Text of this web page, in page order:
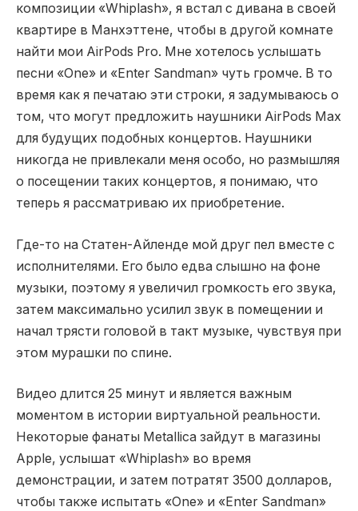
композиции «Whiplash», я встал с дивана в своей
квартире в Манхэттене, чтобы в другой комнате
найти мои AirPods Pro. Мне хотелось услышать
песни «One» и «Enter Sandman» чуть громче. В то
время как я печатаю эти строки, я задумываюсь о
том, что могут предложить наушники AirPods Max
для будущих подобных концертов. Наушники
никогда не привлекали меня особо, но размышляя
о посещении таких концертов, я понимаю, что
теперь я рассматриваю их приобретение.
Где-то на Статен-Айленде мой друг пел вместе с
исполнителями. Его было едва слышно на фоне
музыки, поэтому я увеличил громкость его звука,
затем максимально усилил звук в помещении и
начал трясти головой в такт музыке, чувствуя при
этом мурашки по спине.
Видео длится 25 минут и является важным
моментом в истории виртуальной реальности.
Некоторые фанаты Metallica зайдут в магазины
Apple, услышат «Whiplash» во время
демонстрации, и затем потратят 3500 долларов,
чтобы также испытать «One» и «Enter Sandman»